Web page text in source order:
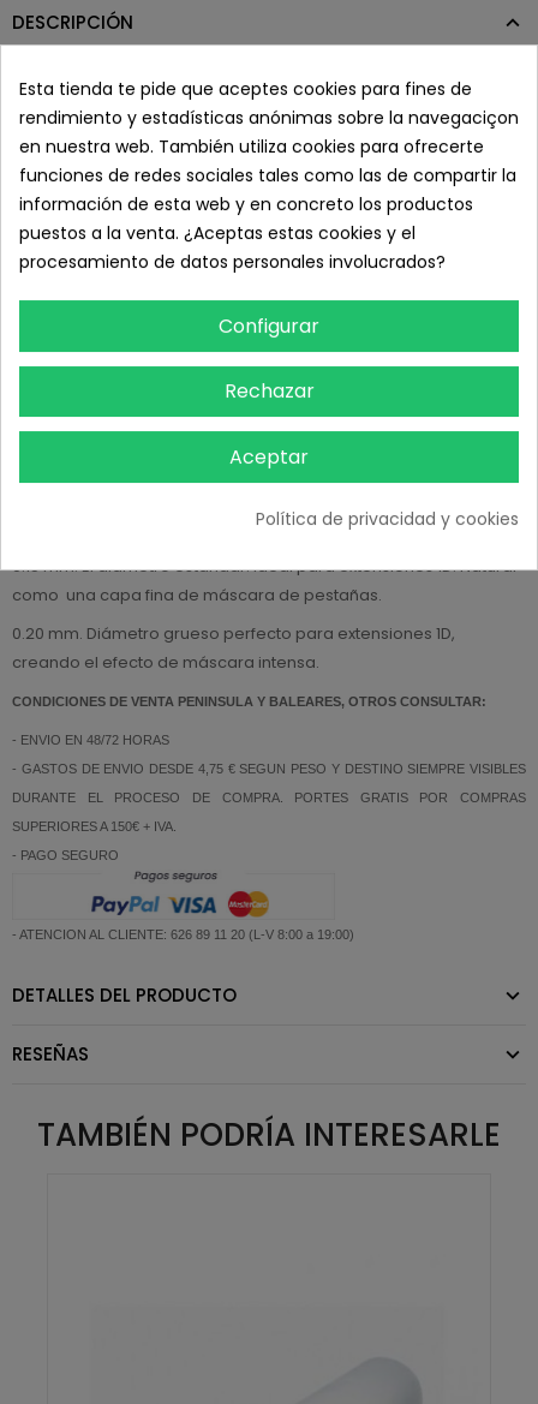
DESCRIPCIÓN
Es muy importante tener en cuenta el acabado, grosor, textura,
curvatura y longitud del pelo sintético y por ello Thuya ofrece un
extenso abanico de medidas en el mercado.
Pelos sintéticos diseñados para la prolongación de la pestaña
natural.
- CURVATURA C:Especifica para pestañas con curva natural y
expresividad a la mirada.
Todas las medidas universales son tomadas con una
herramienta llamada micrómetro que nos dará las medidas en
centésimas de milímetros de grosor.
0.07 mm. Fino extremo, perfecto para extensiones 3D y 5D.
0.15 mm. El diámetro estándar. Ideal para extensiones 1D. Natural
como una capa fina de máscara de pestañas.
0.20 mm. Diámetro grueso perfecto para extensiones 1D,
creando el efecto de máscara intensa.
CONDICIONES DE VENTA PENINSULA Y BALEARES, OTROS CONSULTAR:
- ENVIO EN 48/72 HORAS
- GASTOS DE ENVIO DESDE 4,75 € SEGUN PESO Y DESTINO SIEMPRE VISIBLES
DURANTE EL PROCESO DE COMPRA. PORTES GRATIS POR COMPRAS
SUPERIORES A 150€ + IVA.
- PAGO SEGURO
- ATENCION AL CLIENTE: 626 89 11 20 (L-V 8:00 a 19:00)
DETALLES DEL PRODUCTO
RESEÑAS
TAMBIÉN PODRÍA INTERESARLE
Esta tienda te pide que aceptes cookies para fines de
rendimiento y estadísticas anónimas sobre la navegaciçon
en nuestra web. También utiliza cookies para ofrecerte
funciones de redes sociales tales como las de compartir la
información de esta web y en concreto los productos
puestos a la venta. ¿Aceptas estas cookies y el
procesamiento de datos personales involucrados?
Configurar
Rechazar
Aceptar
Política de privacidad y cookies